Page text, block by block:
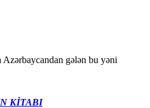
gələn bu yəni
KİTABI